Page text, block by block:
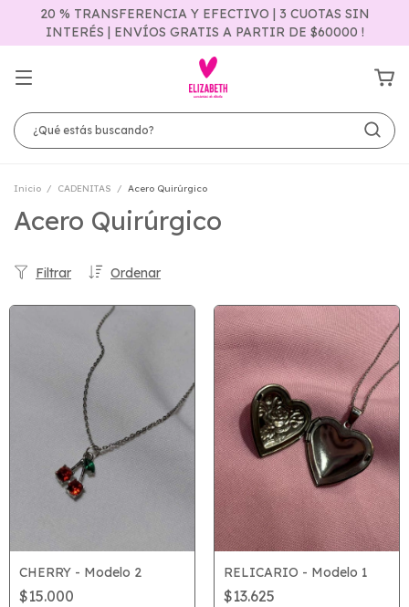
20 % TRANSFERENCIA Y EFECTIVO | 3 CUOTAS SIN
INTERÉS | ENVÍOS GRATIS A PARTIR DE $60000 !
Inicio / CADENITAS / Acero Quirúrgico
Acero Quirúrgico
Ordenar
Filtrar
CHERRY - Modelo 2
$15.000
RELICARIO - Modelo 1
$13.625